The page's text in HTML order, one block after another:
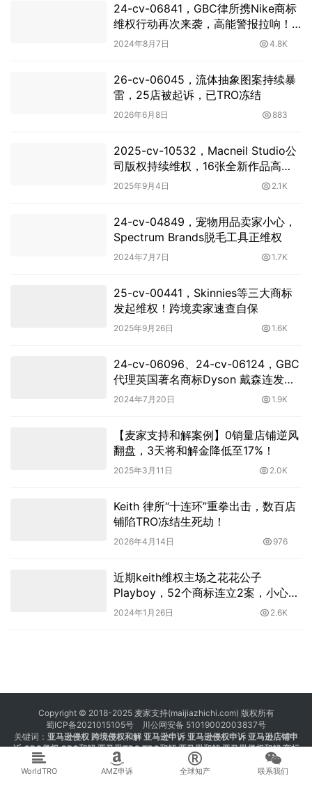
24-cv-06841，GBC律所携Nike商标
维权行动再次来袭，高能警报拉响！
卖家速速避雷！
2024年8月7日 4.8K
26-cv-06045，流体抽象图案持续暴
雷，25店被起诉，已TRO冻结
2026年6月8日 883
2025-cv-10532，Macneil Studio公
司版权持续维权，16张全新作品高
危！
2025年9月4日 2.1K
24-cv-04849，宠物用品卖家小心，
Spectrum Brands脱毛工具正维权
2024年7月7日 1.7K
25-cv-00441，Skinnies等三大商标
发起维权！跨境卖家速查自保
2025年9月26日 1.6K
24-cv-06096、24-cv-06124，GBC
代理英国著名商标Dyson 戴森连发两
案
2024年7月20日 1.9K
【麦家支持和解案例】0销量店铺逆风
翻盘，3天将和解金降低至17%！
2025年3月11日 2.0K
Keith 律所“十连环”重拳出击，数百店
铺陷TRO冻结生死劫！
2026年4月14日 976
近期keith维权主场之花花公子
Playboy，52个商标连立2案，小心中
枪
2024年1月26日 2.6K
Copyright © 2018-2025 麦家支持(maijiazhichi.com) 版权所有
蜀ICP备2021015105号
川公网安备 51019002003837号
关键词： 亚马逊侵权 跨境侵权和解 亚马逊申诉 亚马逊侵权申诉 亚马逊店铺申
诉 GBC侵权 GBC和解 亚马逊TRO TRO和解 亚马逊和解 亚马逊侵权和解商标
注册 专利注册 版权注册
WorldTRO AMZ申诉 全球知产 联系我们